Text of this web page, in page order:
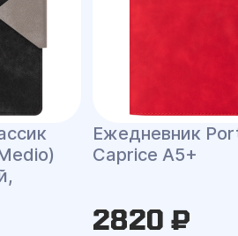
Ежедневник
Caprice A5+
2820 ₽